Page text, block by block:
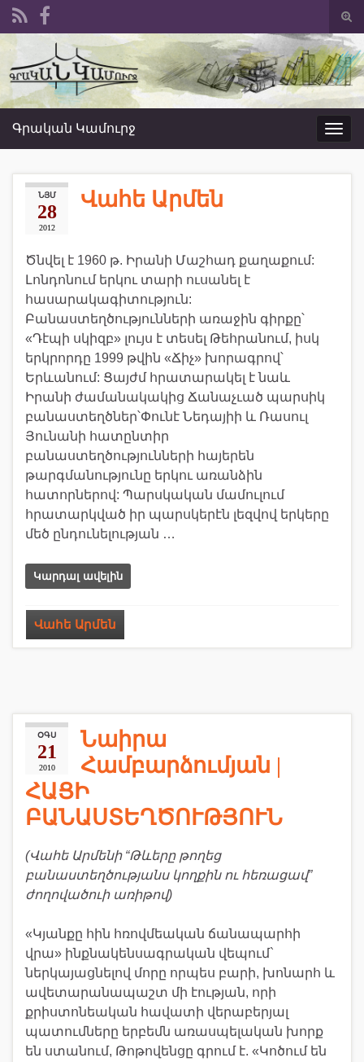
form
Search for:
Գրական Կամուրջ
ՆՅՄ
28
2012
Վահե Արմեն
Ծնվել է 1960 թ. Իրանի Մաշհադ քաղաքում:
Լոնդոնում երկու տարի ուսանել է
հասարակագիտություն:
Բանաստեղծությունների առաջին գիրքը՝
«Դէպի սկիզբ» լույս է տեսել Թեհրանում, իսկ
երկրորդը 1999 թվին «Ճիչ» խորագրով՝
Երևանում: Ցայժմ հրատարակել է նաև
Իրանի ժամանակակից Ճանաչւած պարսիկ
բանաստեղծներ՝Փունէ Նեդայիի և Ռասուլ
Յունանի հատընտիր
բանաստեղծությունների հայերեն
թարգմանությունը երկու առանձին
հատորներով: Պարսկական մամուլում
հրատարկված իր պարսկերէն լեզվով երկերը
մեծ ընդունելության …
Կարդալ ավելին
Վահե Արմեն
ՕԳՍ
21
2010
Նաիրա
Համբարձումյան |
ՀԱՑԻ
ԲԱՆԱՍՏԵՂԾՈՒԹՅՈՒՆ
(Վահե Արմենի “Թևերը թողեց
բանաստեղծությանս կողքին ու հեռացավ”
ժողովածուի առիթով)
«Կյանքը հին հռովմեական ճանապարհի
վրա» ինքնակենսագրական վեպում`
ներկայացնելով մորը որպես բարի, խոնարհ և
ավետարանապաշտ մի էության, որի
քրիստոնեական հավատի վերաբերյալ
պատումները երբեմն առասպելական խորք
են ստանում, Թոթովենցը գրում է. «Կոծում են